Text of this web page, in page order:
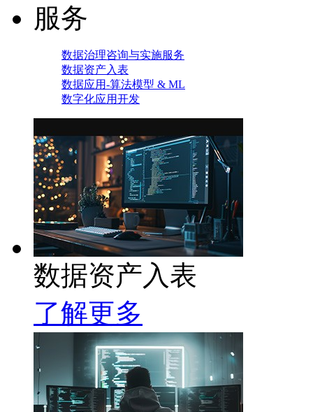
服务
数据治理咨询与实施服务
数据资产入表
数据应用-算法模型 & ML
数字化应用开发
数据资产入表
了解更多